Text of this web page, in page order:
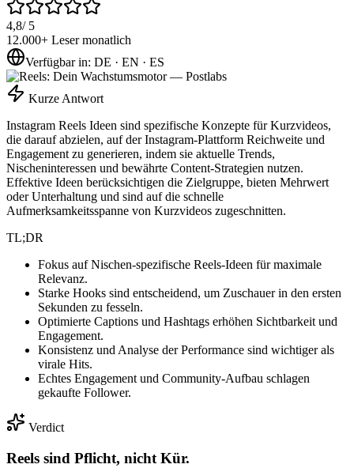
4,8/ 5
12.000+ Leser monatlich
Verfügbar in: DE · EN · ES
Kurze Antwort
Instagram Reels Ideen sind spezifische Konzepte für Kurzvideos,
die darauf abzielen, auf der Instagram-Plattform Reichweite und
Engagement zu generieren, indem sie aktuelle Trends,
Nischeninteressen und bewährte Content-Strategien nutzen.
Effektive Ideen berücksichtigen die Zielgruppe, bieten Mehrwert
oder Unterhaltung und sind auf die schnelle
Aufmerksamkeitsspanne von Kurzvideos zugeschnitten.
TL;DR
Fokus auf Nischen-spezifische Reels-Ideen für maximale
Relevanz.
Starke Hooks sind entscheidend, um Zuschauer in den ersten
Sekunden zu fesseln.
Optimierte Captions und Hashtags erhöhen Sichtbarkeit und
Engagement.
Konsistenz und Analyse der Performance sind wichtiger als
virale Hits.
Echtes Engagement und Community-Aufbau schlagen
gekaufte Follower.
Verdict
Reels sind Pflicht, nicht Kür.